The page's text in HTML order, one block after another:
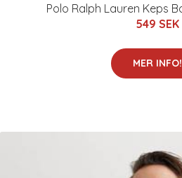
Polo Ralph Lauren Keps
549 SEK
MER INFO!